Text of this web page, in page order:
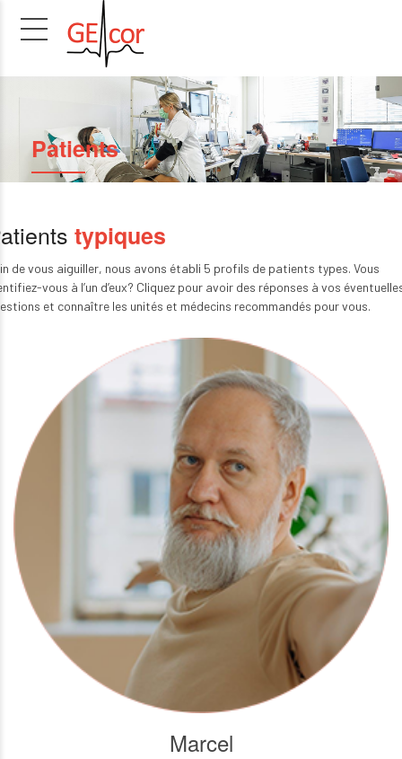
Patients
typiques
de vous aiguiller, nous avons établi 5 profils de patients types. Vous
vous à l’un d’eux? Cliquez pour avoir des réponses à vos
et connaître les unités et médecins recommandés pour vous.
Marcel